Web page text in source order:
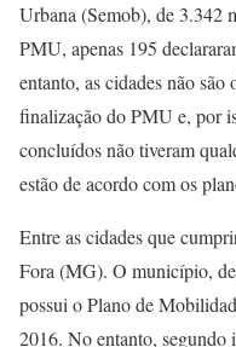
Urbana (Semob), de 3.342
PMU, apenas 195
entanto, as cidades não são
finalização do PMU e, por
concluídos não tiveram
estão de acordo com os
Entre as cidades que
Fora (MG). O município,
possui o Plano de
2016. No entanto, segundo